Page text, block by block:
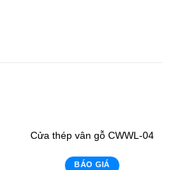
Cửa thép vân gỗ CWWL-04
BÁO GIÁ